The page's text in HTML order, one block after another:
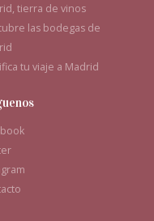
tierra de vinos
las bodegas de
tu viaje a Madrid